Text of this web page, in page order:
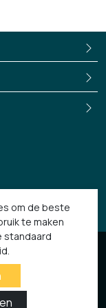
om de beste
te maken
standaard